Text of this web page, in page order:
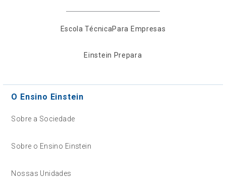
Escola TécnicaPara Empresas
Einstein Prepara
O Ensino Einstein
Sobre a Sociedade
Sobre o Ensino Einstein
Nossas Unidades